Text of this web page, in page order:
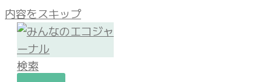
内容をスキップ
検索